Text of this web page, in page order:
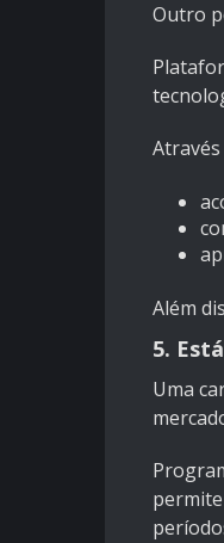
Outro
Através
Além
5.
Uma